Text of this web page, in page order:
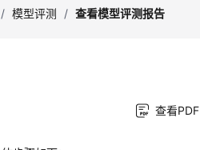
/ 模型评测 / 查看模型评测报告
查看PDF